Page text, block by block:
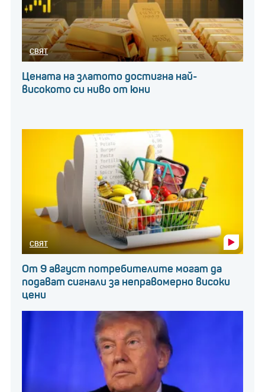
СВЯТ
Цената на златото достигна най-
високото си ниво от юни
СВЯТ
От 9 август потребителите могат да
подават сигнали за неправомерно високи
цени